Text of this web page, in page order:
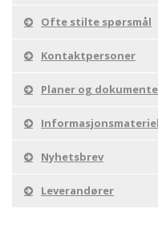
Ofte stilte spørsmål
Kontaktpersoner
Planer og
Nyhetsbrev
Leverandører